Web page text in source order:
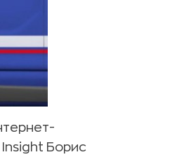
Борис